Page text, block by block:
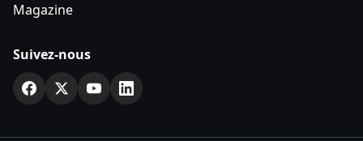
Magazine
Suivez-nous